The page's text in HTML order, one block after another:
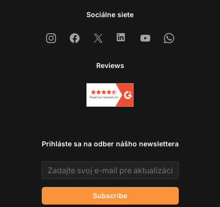
Sociálne siete
InstagramFacebook
X LinkedinYoutubeWhatsapp
Reviews
Prihláste sa na odber nášho newslettera
Email address
Subscribe